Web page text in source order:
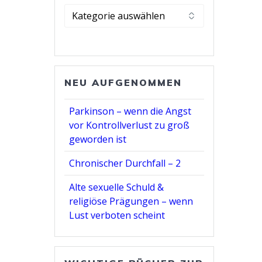
Kategorie
NEU AUFGENOMMEN
Parkinson – wenn die Angst
vor Kontrollverlust zu groß
geworden ist
Chronischer Durchfall – 2
Alte sexuelle Schuld &
religiöse Prägungen – wenn
Lust verboten scheint